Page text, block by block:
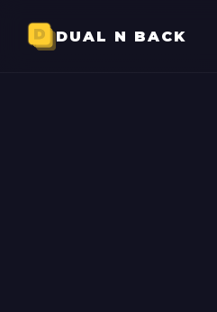
DUAL N BACK